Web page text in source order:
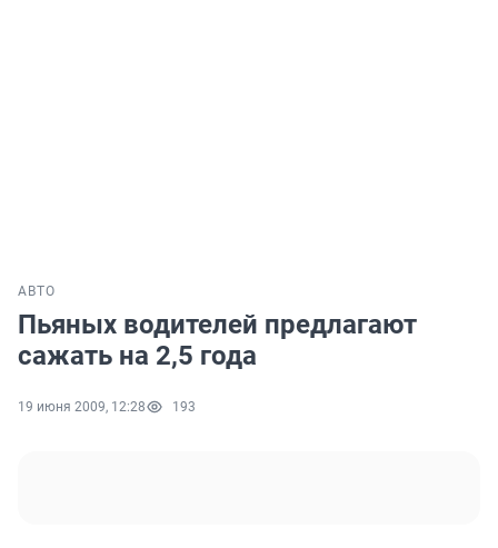
АВТО
Пьяных водителей предлагают
сажать на 2,5 года
19 июня 2009, 12:28 193